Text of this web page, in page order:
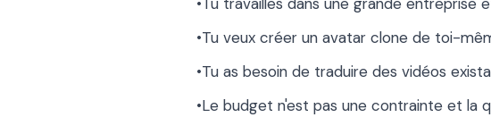
•Tu veux créer un avatar clone de toi-
•Tu as besoin de traduire des vidéos
•Le budget n'est pas une contrainte et la